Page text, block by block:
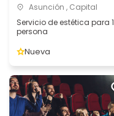
Asunción , Capital
Servicio de estética para 1
persona
Nueva